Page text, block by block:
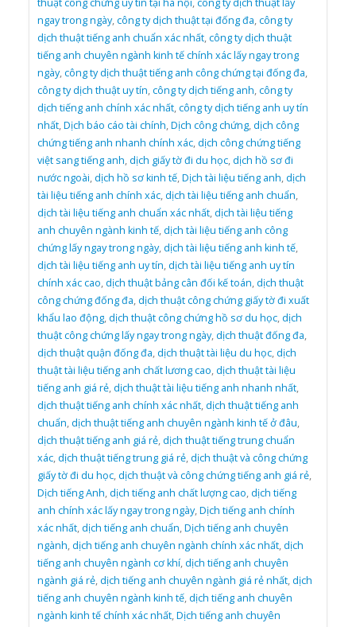
thuật công chứng uy tín tại hà nội,công ty dịch thuật lấy
ngay trong ngày,công ty dịch thuật tại đống đa,công ty
dịch thuật tiếng anh chuẩn xác nhất,công ty dịch thuật
tiếng anh chuyên ngành kinh tế chính xác lấy ngay trong
ngày,công ty dịch thuật tiếng anh công chứng tại đống đa,
công ty dịch thuật uy tín,công ty dịch tiếng anh,công ty
dịch tiếng anh chính xác nhất,công ty dịch tiếng anh uy tín
nhất,Dịch báo cáo tài chính,Dịch công chứng,dịch công
chứng tiếng anh nhanh chính xác,dịch công chứng tiếng
việt sang tiếng anh,dịch giấy tờ đi du học,dịch hồ sơ đi
nước ngoài,dịch hồ sơ kinh tế,Dịch tài liệu tiếng anh,dịch
tài liệu tiếng anh chính xác,dịch tài liệu tiếng anh chuẩn,
dịch tài liệu tiếng anh chuẩn xác nhất,dịch tài liệu tiếng
anh chuyên ngành kinh tế,dịch tài liệu tiếng anh công
chứng lấy ngay trong ngày,dịch tài liệu tiếng anh kinh tế,
dịch tài liệu tiếng anh uy tín,dịch tài liệu tiếng anh uy tín
chính xác cao,dịch thuật bảng cân đối kế toán,dịch thuật
công chứng đống đa,dịch thuật công chứng giấy tờ đi xuất
khẩu lao động,dịch thuật công chứng hồ sơ du học,dịch
thuật công chứng lấy ngay trong ngày,dịch thuật đống đa,
dịch thuật quận đống đa,dịch thuật tài liệu du học,dịch
thuật tài liệu tiếng anh chất lương cao,dịch thuật tài liệu
tiếng anh giá rẻ,dịch thuật tài liệu tiếng anh nhanh nhất,
dịch thuật tiếng anh chính xác nhất,dịch thuật tiếng anh
chuẩn,dịch thuật tiếng anh chuyên ngành kinh tế ở đâu,
dịch thuật tiếng anh giá rẻ,dịch thuật tiếng trung chuẩn
xác,dịch thuật tiếng trung giá rẻ,dịch thuật và công chứng
giấy tờ đi du học,dịch thuật và công chứng tiếng anh giá rẻ,
Dịch tiếng Anh,dịch tiếng anh chất lượng cao,dịch tiếng
anh chính xác lấy ngay trong ngày,Dịch tiếng anh chính
xác nhất,dịch tiếng anh chuẩn,Dịch tiếng anh chuyên
ngành,dịch tiếng anh chuyên ngành chính xác nhất,dịch
tiếng anh chuyên ngành cơ khí,dịch tiếng anh chuyên
ngành giá rẻ,dịch tiếng anh chuyên ngành giá rẻ nhất,dịch
tiếng anh chuyên ngành kinh tế,dịch tiếng anh chuyên
ngành kinh tế chính xác nhất,Dịch tiếng anh chuyên